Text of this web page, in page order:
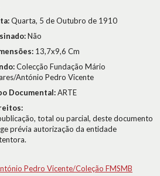
Quarta, 5 de Outubro de 1910
Não
13,7x9,6 Cm
Colecção Fundação Mário
António Pedro Vicente
Documental:ARTE
total ou parcial, deste documento
prévia autorização da entidade
Pedro Vicente/Coleção FMSMB